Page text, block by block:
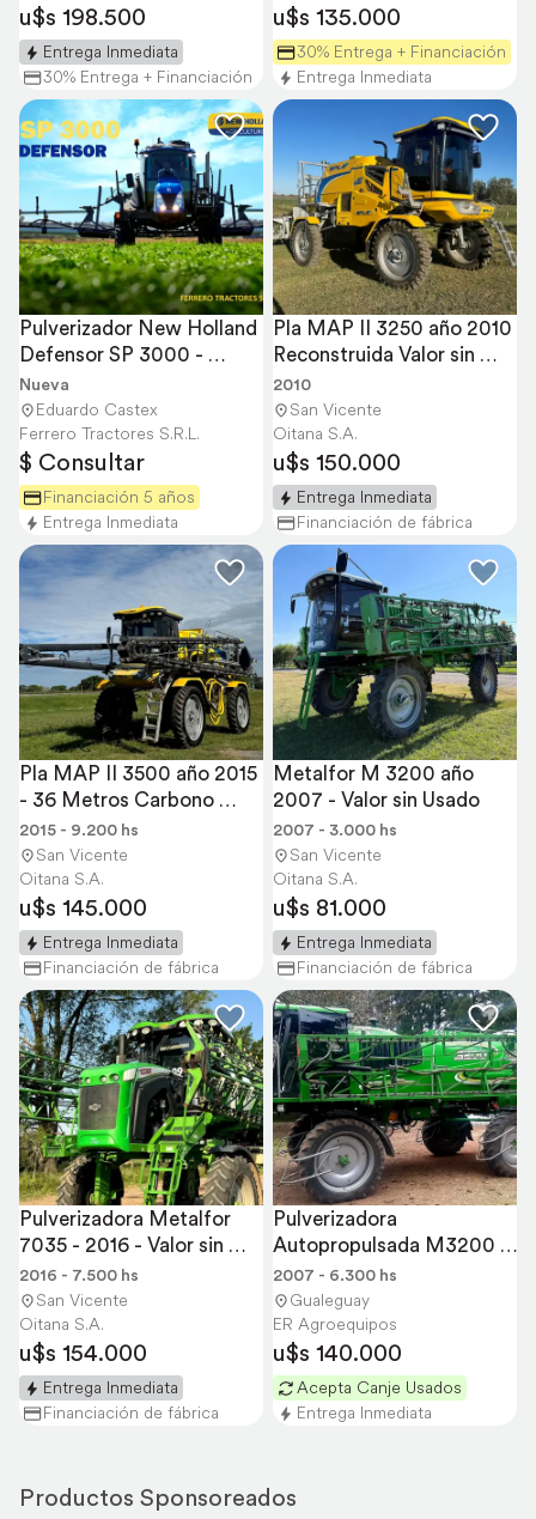
u$s 198.500
Entrega Inmediata
30% Entrega + Financiación
u$s 135.000
30% Entrega + Financiación
Entrega Inmediata
Pulverizador New Holland
Defensor SP 3000 -
Nueva
Nueva
Eduardo Castex
Ferrero Tractores S.R.L.
$ Consultar
Financiación 5 años
Entrega Inmediata
Pla MAP II 3250 año 2010
Reconstruida Valor sin
Usado
2010
San Vicente
Oitana S.A.
u$s 150.000
Entrega Inmediata
Financiación de fábrica
Pla MAP II 3500 año 2015
- 36 Metros Carbono
Valor sin Usado
2015 - 9.200 hs
San Vicente
Oitana S.A.
u$s 145.000
Entrega Inmediata
Financiación de fábrica
Metalfor M 3200 año
2007 - Valor sin Usado
2007 - 3.000 hs
San Vicente
Oitana S.A.
u$s 81.000
Entrega Inmediata
Financiación de fábrica
Pulverizadora Metalfor
7035 - 2016 - Valor sin
Usado
2016 - 7.500 hs
San Vicente
Oitana S.A.
u$s 154.000
Entrega Inmediata
Financiación de fábrica
Pulverizadora
Autopropulsada M3200
Metalfor - 2007 - 30 M
2007 - 6.300 hs
Gualeguay
ER Agroequipos
u$s 140.000
Acepta Canje Usados
Entrega Inmediata
Productos Sponsoreados